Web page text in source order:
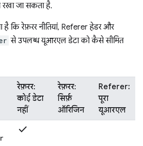
रखा जा सकता है.
है कि रेफ़रर नीतियां, Referer हेडर और
से उपलब्ध यूआरएल डेटा को कैसे सीमित
रेफ़रर:
कोई डेटा
नहीं
रेफ़रर:
सिर्फ़
ऑरिजिन
Referer:
पूरा
यूआरएल
check